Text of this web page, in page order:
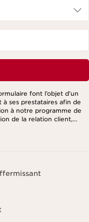
font l’objet d’un
ses prestataires afin de
à notre programme de
de la relation client,
en fonction